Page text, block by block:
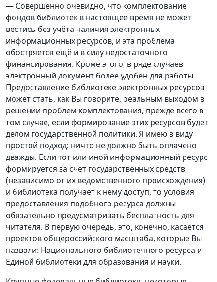
— Совершенно очевидно, что комплектование
фондов библиотек в настоящее время не может
вестись без учёта наличия электронных
информационных ресурсов, и эта проблема
обостряется ещё и в силу недостаточного
финансирования. Кроме этого, в ряде случаев
электронный документ более удобен для работы.
Предоставление библиотеке электронных ресурсов
может стать, как Вы говорите, реальным выходом в
решении проблем комплектования, прежде всего в
том случае, если формирование этих ресурсов будет
делом государственной политики. Я имею в виду
простой подход: ничто не должно быть оплачено
дважды. Если тот или иной информационный ресурс
формируется за счёт государственных средств
(независимо от их ведомственного происхождения)
и библиотека получает к нему доступ, то условия
предоставления подобного ресурса должны
обязательно предусматривать бесплатность для
читателя. В первую очередь, это, конечно, касается
проектов общероссийского масштаба, которые Вы
назвали: Национального библиотечного ресурса и
Единой библиотеки для образования и науки.